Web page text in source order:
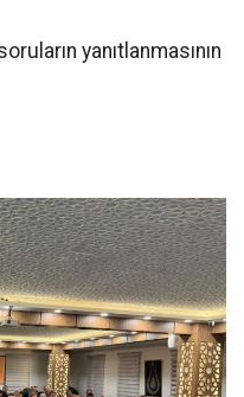
yanıtlanmasının